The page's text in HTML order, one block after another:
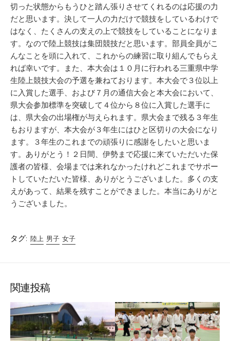
切った状態からもうひと踏ん張りさせてくれるのは応援の力
だと思います。決して一人の力だけで競技をしているわけで
はなく、たくさんの支えの上で競技をしていることになりま
す。なので陸上競技は集団競技だと思います。部員全員がこ
んなことを頭に入れて、これからの練習に取り組んでもらえ
れば幸いです。また、本大会は１０月に行われる三重県中学
生陸上競技大会の予選を兼ねております。本大会で３位以上
に入賞した選手、および７月の通信大会と本大会において、
県大会参加標準を突破して４位から８位に入賞した選手に
は、県大会の出場権が与えられます。県大会まで残る３年生
もおりますが、本大会が３年生にはひと区切りの大会になり
ます。３年生のこれまでの頑張りに感謝をしたいと思いま
す。ありがとう！２日間、伊勢まで応援に来ていただいた保
護者の皆様、会場までは来れなかったけれどこれまでサポー
トしていただいた皆様、ありがとうございました。多くの支
えがあって、結果を残すことができました。本当にありがと
うございました。
タグ: 陸上 男子 女子
関連投稿